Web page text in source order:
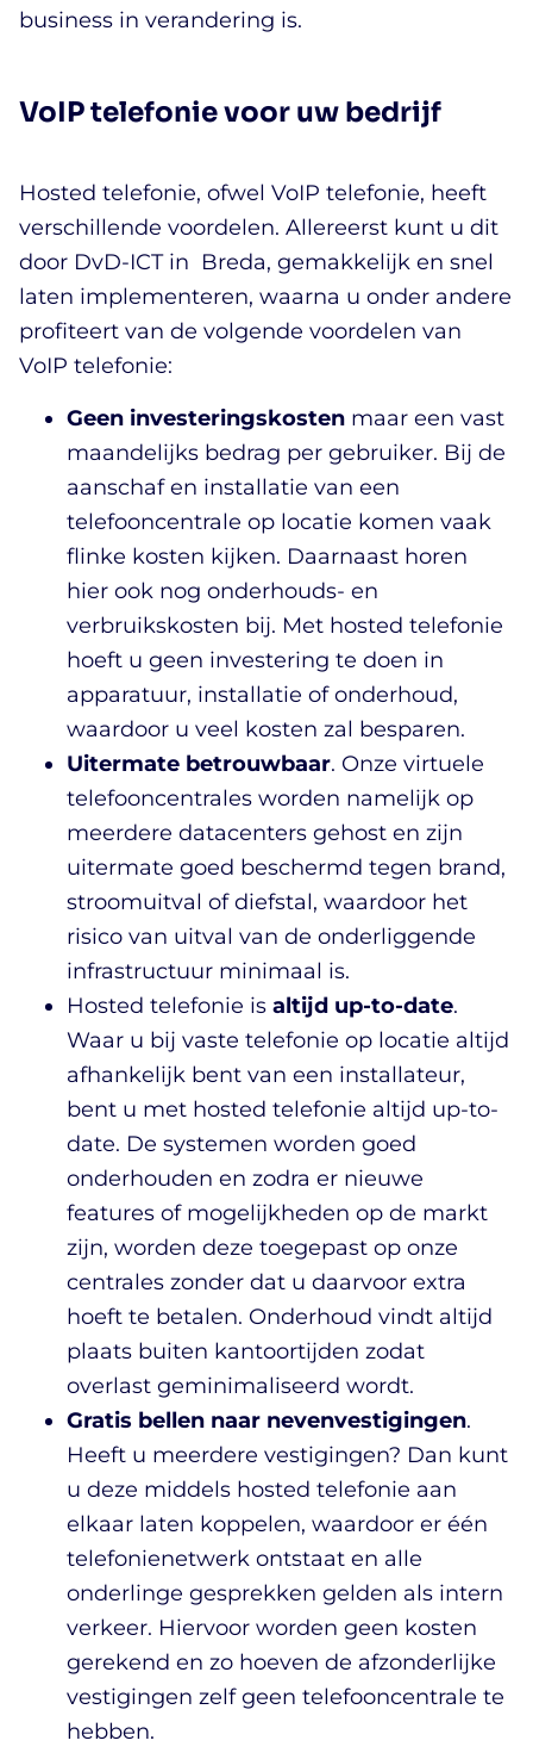
business in verandering is.
VoIP telefonie voor uw bedrijf
Hosted telefonie, ofwel VoIP telefonie, heeft
verschillende voordelen. Allereerst kunt u dit
door DvD-ICT in Breda, gemakkelijk en snel
laten implementeren, waarna u onder andere
profiteert van de volgende voordelen van
VoIP telefonie:
Geen investeringskosten maar een vast
maandelijks bedrag per gebruiker. Bij de
aanschaf en installatie van een
telefooncentrale op locatie komen vaak
flinke kosten kijken. Daarnaast horen
hier ook nog onderhouds- en
verbruikskosten bij. Met hosted telefonie
hoeft u geen investering te doen in
apparatuur, installatie of onderhoud,
waardoor u veel kosten zal besparen.
Uitermate betrouwbaar. Onze virtuele
telefooncentrales worden namelijk op
meerdere datacenters gehost en zijn
uitermate goed beschermd tegen brand,
stroomuitval of diefstal, waardoor het
risico van uitval van de onderliggende
infrastructuur minimaal is.
Hosted telefonie is altijd up-to-date.
Waar u bij vaste telefonie op locatie altijd
afhankelijk bent van een installateur,
bent u met hosted telefonie altijd up-to-
date. De systemen worden goed
onderhouden en zodra er nieuwe
features of mogelijkheden op de markt
zijn, worden deze toegepast op onze
centrales zonder dat u daarvoor extra
hoeft te betalen. Onderhoud vindt altijd
plaats buiten kantoortijden zodat
overlast geminimaliseerd wordt.
Gratis bellen naar nevenvestigingen.
Heeft u meerdere vestigingen? Dan kunt
u deze middels hosted telefonie aan
elkaar laten koppelen, waardoor er één
telefonienetwerk ontstaat en alle
onderlinge gesprekken gelden als intern
verkeer. Hiervoor worden geen kosten
gerekend en zo hoeven de afzonderlijke
vestigingen zelf geen telefooncentrale te
hebben.